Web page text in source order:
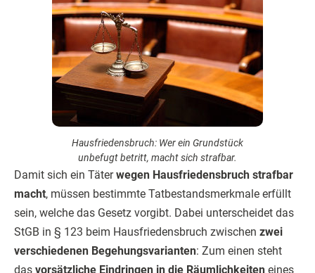
Hausfriedensbruch: Wer ein Grundstück
unbefugt betritt, macht sich strafbar.
Damit sich ein Täterwegen Hausfriedensbruch strafbar
macht, müssen bestimmte Tatbestandsmerkmale erfüllt
sein, welche das Gesetz vorgibt. Dabei unterscheidet das
StGB in § 123 beim Hausfriedensbruch zwischen zwei
verschiedenen Begehungsvarianten: Zum einen steht
das vorsätzliche Eindringen in die Räumlichkeiten eines